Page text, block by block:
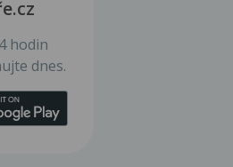
hodin
dnes.